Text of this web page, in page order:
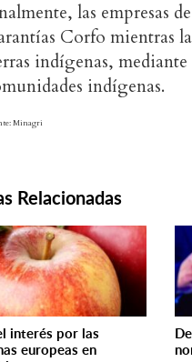
las empresas
Corfo mientras
indígenas,
indígenas.
Minagri
Relacionadas
interés por las
europeas en